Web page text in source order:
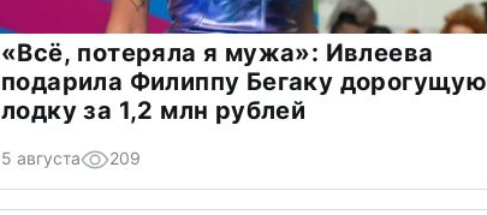
«Всё, потеряла я мужа»: Ивлеева
подарила Филиппу Бегаку дорогущую
лодку за 1,2 млн рублей
5 августа 209